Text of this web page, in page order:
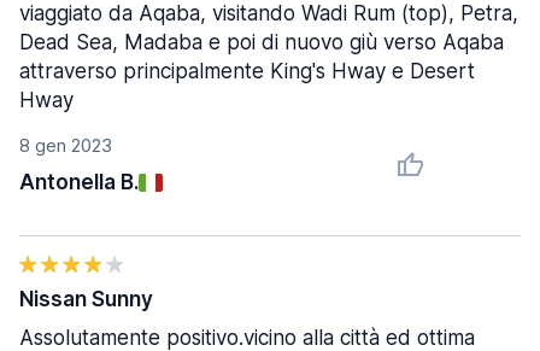
8 gen 2023
Antonella B.
viaggiato da Aqaba, visitando Wadi Rum (top), Petra,
Dead Sea, Madaba e poi di nuovo giù verso Aqaba
attraverso principalmente King's Hway e Desert
Hway
Nissan Sunny
Assolutamente positivo.vicino alla città ed ottima